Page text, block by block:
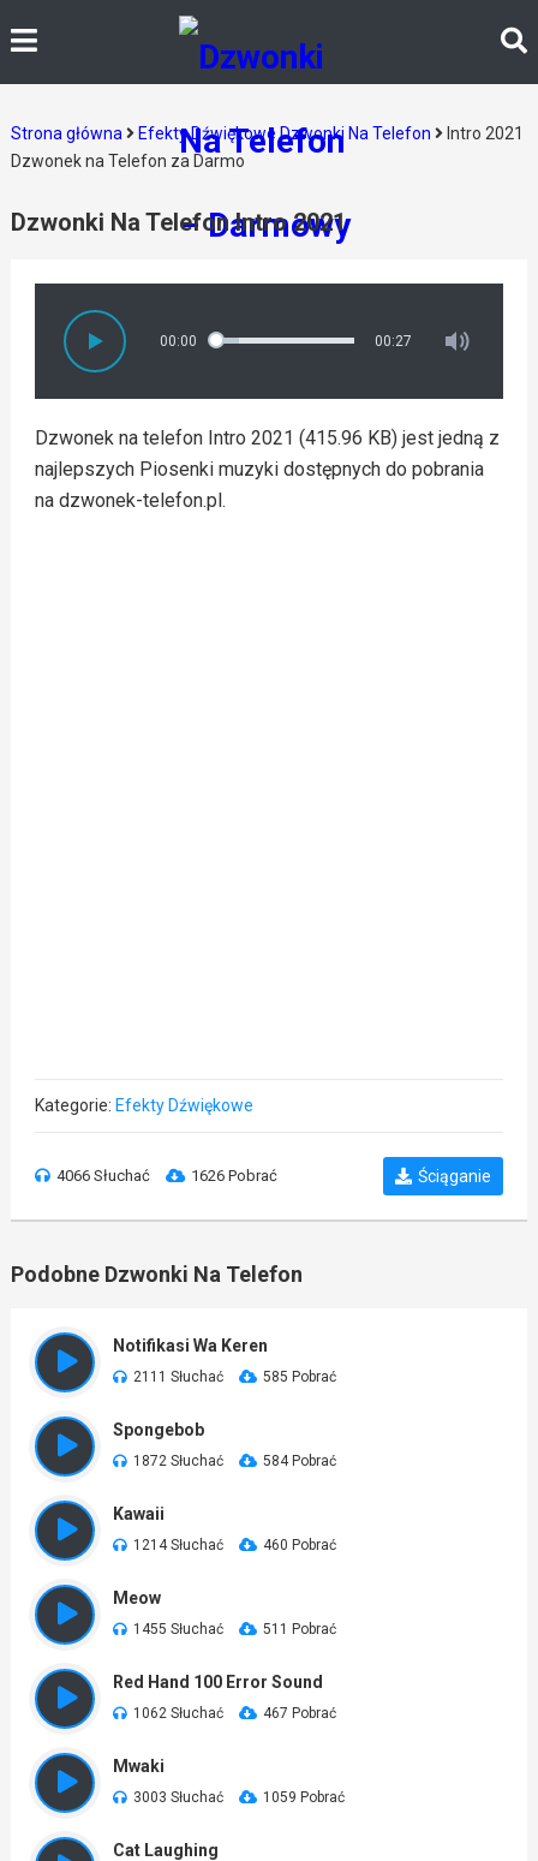
Strona główna Efekty Dźwiękowe Dzwonki Na Telefon
Intro 2021
Dzwonek na Telefon za Darmo
Dzwonki Na Telefon Intro 2021
00:00 00:27
Dzwonek na telefon Intro 2021 (415.96 KB) jest jedną z
najlepszych Piosenki muzyki dostępnych do pobrania
na dzwonek-telefon.pl.
Kategorie: Efekty Dźwiękowe
4066 Słuchać 1626 Pobrać Ściąganie
Podobne Dzwonki Na Telefon
Notifikasi Wa Keren
2111 Słuchać 585 Pobrać
Spongebob
1872 Słuchać 584 Pobrać
Kawaii
1214 Słuchać 460 Pobrać
Meow
1455 Słuchać 511 Pobrać
Red Hand 100 Error Sound
1062 Słuchać 467 Pobrać
Mwaki
3003 Słuchać 1059 Pobrać
Cat Laughing